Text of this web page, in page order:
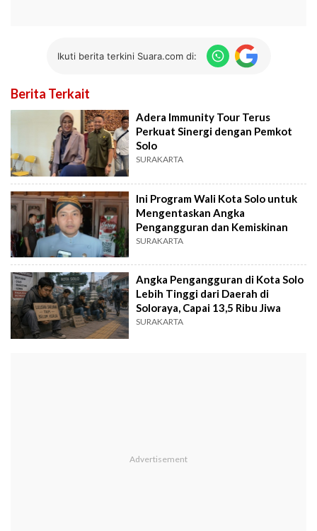
Ikuti berita terkini Suara.com di:
Berita Terkait
Adera Immunity Tour Terus
Perkuat Sinergi dengan Pemkot
Solo
SURAKARTA
Ini Program Wali Kota Solo untuk
Mengentaskan Angka
Pengangguran dan Kemiskinan
SURAKARTA
Angka Pengangguran di Kota Solo
Lebih Tinggi dari Daerah di
Soloraya, Capai 13,5 Ribu Jiwa
SURAKARTA